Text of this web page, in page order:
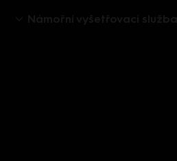
Námořní vyšetřovací služba